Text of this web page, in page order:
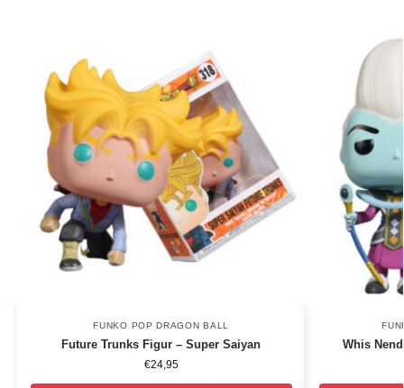
FUNKO POP DRAGON BALL
Future Trunks Figur – Super Saiyan
€24,95
Whis